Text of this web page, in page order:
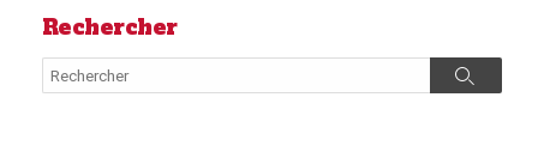
Rechercher
Search
Search